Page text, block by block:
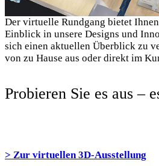
Der virtuelle Rundgang bietet
Einblick in unsere Designs und
sich einen aktuellen Überblick zu
von zu Hause aus oder direkt im
Probieren Sie es aus –
> Zur virtuellen 3D-Ausstellung